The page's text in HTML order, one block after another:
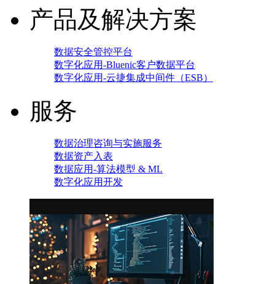
产品及解决方案
数据安全管控平台
数字化应用-Bluenic客户数据平台
数字化应用-云捷集成中间件（ESB）
服务
数据治理咨询与实施服务
数据资产入表
数据应用-算法模型 & ML
数字化应用开发